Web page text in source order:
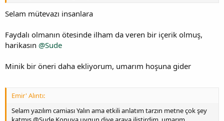
Selam mütevazı insanlara
Faydalı olmanın ötesinde ilham da veren bir içerik olmuş,
harikasın @Sude
Minik bir öneri daha ekliyorum, umarım hoşuna gider
Emir' Alıntı:
Selam yazılım camiası Yalın ama etkili anlatım tarzın metne çok şey